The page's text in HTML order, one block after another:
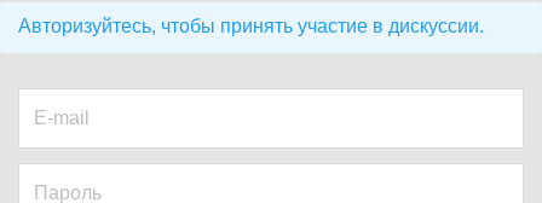
Авторизуйтесь, чтобы принять участие в дискуссии.